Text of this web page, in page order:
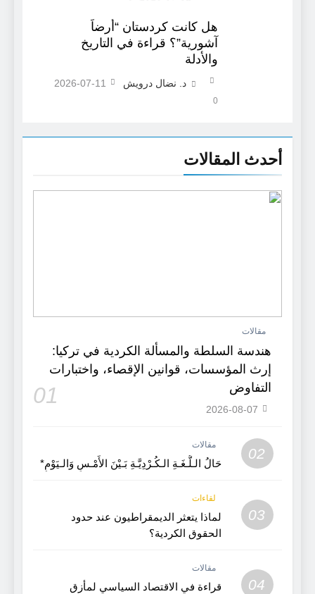
هل كانت كردستان “أرضاً
آشورية”؟ قراءة في التاريخ
والأدلة
د. نضال درويش 2026-07-11
0
أحدث المقالات
مقالات
هندسة السلطة والمسألة الكردية في تركيا:
إرث المؤسسات، قوانين الإقصاء، واختبارات
التفاوض
01
2026-08-07
02
مقالات
حَالُ الـلُّـغَـةِ الـكُـرْدِيَّـةِ بَـيْنَ الأَمْـسِ وَالـيَوْمِ*
03
لقاءات
لماذا يتعثر الديمقراطيون عند حدود
الحقوق الكردية؟
04
مقالات
قراءة في الاقتصاد السياسي لمأزق